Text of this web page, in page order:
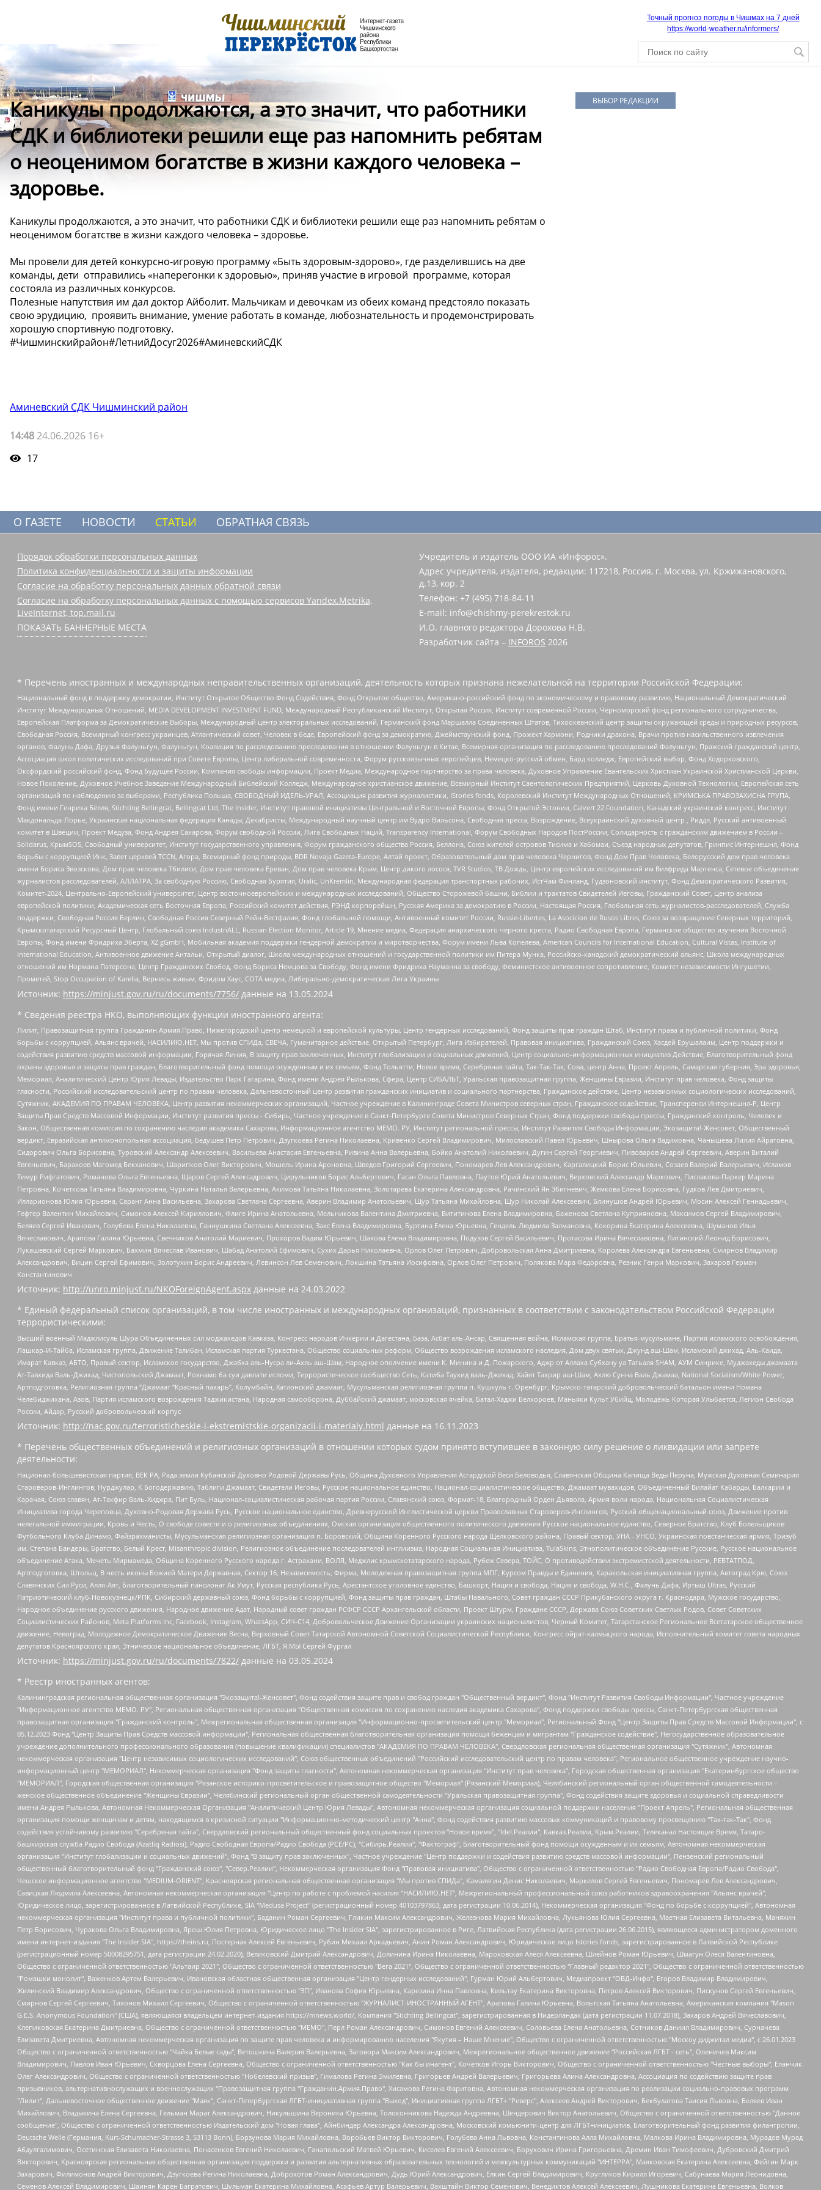
Точный прогноз погоды в Чишмах на 7 дней
https://world-weather.ru/informers/
Каникулы продолжаются, а это значит, что работники
СДК и библиотеки решили еще раз напомнить ребятам
о неоценимом богатстве в жизни каждого человека –
здоровье.
Каникулы продолжаются, а это значит, что работники СДК и библиотеки решили еще раз напомнить ребятам о
неоценимом богатстве в жизни каждого человека – здоровье.
Мы провели для детей конкурсно-игровую программу «Быть здоровым-здорово», где разделившись на две
команды, дети отправились «наперегонки к здоровью», приняв участие в игровой программе, которая
состояла из различных конкурсов.
Полезные напутствия им дал доктор Айболит. Мальчикам и девочкам из обеих команд предстояло показать
свою эрудицию, проявить внимание, умение работать в команде, любознательность и продемонстрировать
хорошую спортивную подготовку.
#Чишминскийрайон#ЛетнийДосуг2026#АминевскийСДК
Аминевский СДК Чишминский район
14:48 24.06.2026 16+
17
ВЫБОР РЕДАКЦИИ
О ГАЗЕТЕ НОВОСТИ СТАТЬИ ОБРАТНАЯ СВЯЗЬ
Порядок обработки персональных данных
Политика конфиденциальности и защиты информации
Согласие на обработку персональных данных обратной связи
Согласие на обработку персональных данных с помощью сервисов Yandex.Metrika,
LiveInternet, top.mail.ru
ПОКАЗАТЬ БАННЕРНЫЕ МЕСТА
Учредитель и издатель ООО ИА «Инфорос».
Адрес учредителя, издателя, редакции: 117218, Россия, г. Москва, ул. Кржижановского,
д.13, кор. 2
Телефон: +7 (495) 718-84-11
E-mail: info@chishmy-perekrestok.ru
И.О. главного редактора Дорохова Н.В.
Разработчик сайта – INFOROS 2026
* Перечень иностранных и международных неправительственных организаций, деятельность которых признана нежелательной на территории Российской Федерации:
Национальный фонд в поддержку демократии, Институт Открытое Общество Фонд Содействия, Фонд Открытое общество, Американо-российский фонд по экономическому и правовому развитию, Национальный Демократический
Институт Международных Отношений, MEDIA DEVELOPMENT INVESTMENT FUND, Международный Республиканский Институт, Открытая Россия, Институт современной России, Черноморский фонд регионального сотрудничества,
Европейская Платформа за Демократические Выборы, Международный центр электоральных исследований, Германский фонд Маршалла Соединенных Штатов, Тихоокеанский центр защиты окружающей среды и природных ресурсов,
Свободная Россия, Всемирный конгресс украинцев, Атлантический совет, Человек в беде, Европейский фонд за демократию, Джеймстаунский фонд, Прожект Хармони, Родники дракона, Врачи против насильственного извлечения
органов, Фалунь Дафа, Друзья Фалуньгун, Фалуньгун, Коалиция по расследованию преследования в отношении Фалуньгун в Китае, Всемирная организация по расследованию преследований Фалуньгун, Пражский гражданский центр,
Ассоциация школ политических исследований при Совете Европы, Центр либеральной современности, Форум русскоязычных европейцев, Немецко-русский обмен, Бард колледж, Европейский выбор, Фонд Ходорковского,
Оксфордский российский фонд, Фонд Будущее России, Компания свободы информации, Проект Медиа, Международное партнерство за права человека, Духовное Управление Евангельских Христиан Украинской Христианской Церкви,
Новое Поколение, Духовное Учебное Заведение Международный Библейский Колледж, Международное христианское движение, Всемирный Институт Саентологических Предприятий, Церковь Духовной Технологии, Европейская сеть
организаций по наблюдению за выборами, Республика Польша, СВОБОДНЫЙ ИДЕЛЬ-УРАЛ, Ассоциация развития журналистики, IStories fonds, Королевский Институт Международных Отношений, КРИМСЬКА ПРАВОЗАХИСНА ГРУПА,
Фонд имени Генриха Бёлля, Stichting Bellingcat, Bellingcat Ltd, The Insider, Институт правовой инициативы Центральной и Восточной Европы, Фонд Открытой Эстонии, Calvert 22 Foundation, Канадский украинский конгресс, Институт
Макдональда-Лорье, Украинская национальная федерация Канады, Декабристы, Международный научный центр им Вудро Вильсона, Свободная пресса, Возрождение, Всеукраинский духовный центр , Риддл, Русский антивоенный
комитет в Швеции, Проект Медуза, Фонд Андрея Сахарова, Форум свободной России, Лига Свободных Наций, Transparеncy International, Форум Свободных Народов ПостРоссии, Солидарность с гражданским движением в России –
Solidarus, КрымSOS, Свободный университет, Институт государственного управления, Форум гражданского общества Россия, Беллона, Союз жителей островов Тисима и Хабомаи, Съезд народных депутатов, Гринпис Интернешнл, Фонд
борьбы с коррупцией Инк, Завет церквей TCCN, Агора, Всемирный фонд природы, BDR Novaja Gazeta-Europe, Алтай проект, Образовательный дом прав человека Чернигов, Фонд Дом Прав Человека, Белорусский дом прав человека
имени Бориса Звозскова, Дом прав человека Тбилиси, Дом прав человека Ереван, Дом прав человека Крым, Центр дикого лосося, TVR Studios, ТВ Дождь, Центр европейских исследований им Вилфрида Мартенса, Сетевое объединение
журналистов расследователей, АЛЛАТРА, За свободную Россию, Свободная Бурятия, Uralic, UnKremlin, Международная федерация транспортных рабочих, ИстЧам Финланд, Гудзоновский институт, Фонд Демократического Развития,
Комитет-2024, Центрально-Европейский университет, Центр восточноевропейских и международных исследований, Общество Сторожевой башни, Библии и трактатов Свидетелей Иеговы, Гражданский Совет, Центр анализа
европейской политики, Академическая сеть Восточная Европа, Российский комитет действия, РЭНД корпорейшн, Русская Америка за демократию в России, Настоящая Россия, Глобальная сеть журналистов-расследователей, Служба
поддержки, Свободная Россия Берлин, Свободная Россия Северный Рейн-Вестфалия, Фонд глобальной помощи, Антивоенный комитет России, Russie-Libertes, La Asocicion de Rusos Libres, Союз за возвращение Северных территорий,
Крымскотатарский Ресурсный Центр, Глобальный союз IndustriALL, Russian Election Monitor, Article 19, Мнение медиа, Федерация анархического черного креста, Радио Свободная Европа, Германское общество изучения Восточной
Европы, Фонд имени Фридриха Эберта, XZ gGmbH, Мобильная академия поддержки гендерной демократии и миротворчества, Форум имени Льва Копелева, American Councils for International Education, Cultural Vistas, Institute of
International Education, Антивоенное движение Антальи, Открытый диалог, Школа международных отношений и государственной политики им Питера Мунка, Российско-канадский демократический альянс, Школа международных
отношений им Нормана Патерсона, Центр Гражданских Свобод, Фонд Бориса Немцова за Свободу, Фонд имени Фридриха Науманна за свободу, Феминистское антивоенное сопротивление, Комитет независимости Ингушетии,
Прометей, Stop Occupation of Karelia, Вернись живым, Фридом Хаус, СОТА медиа, Либерально-демократическая Лига Украины
Источник: https://minjust.gov.ru/ru/documents/7756/ данные на 13.05.2024
* Сведения реестра НКО, выполняющих функции иностранного агента:
Лилит, Правозащитная группа Гражданин.Армия.Право, Нижегородский центр немецкой и европейской культуры, Центр гендерных исследований, Фонд защиты прав граждан Штаб, Институт права и публичной политики, Фонд
борьбы с коррупцией, Альянс врачей, НАСИЛИЮ.НЕТ, Мы против СПИДа, СВЕЧА, Гуманитарное действие, Открытый Петербург, Лига Избирателей, Правовая инициатива, Гражданский Союз, Хасдей Ерушалаим, Центр поддержки и
содействия развитию средств массовой информации, Горячая Линия, В защиту прав заключенных, Институт глобализации и социальных движений, Центр социально-информационных инициатив Действие, Благотворительный фонд
охраны здоровья и защиты прав граждан, Благотворительный фонд помощи осужденным и их семьям, Фонд Тольятти, Новое время, Серебряная тайга, Так-Так-Так, Сова, центр Анна, Проект Апрель, Самарская губерния, Эра здоровья,
Мемориал, Аналитический Центр Юрия Левады, Издательство Парк Гагарина, Фонд имени Андрея Рылькова, Сфера, Центр СИБАЛЬТ, Уральская правозащитная группа, Женщины Евразии, Институт прав человека, Фонд защиты
гласности, Российский исследовательский центр по правам человека, Дальневосточный центр развития гражданских инициатив и социального партнерства, Гражданское действие, Центр независимых социологических исследований,
Сутяжник, АКАДЕМИЯ ПО ПРАВАМ ЧЕЛОВЕКА, Центр развития некоммерческих организаций, Частное учреждение в Калининграде Совета Министров северных стран, Гражданское содействие, Трансперенси Интернешнл-Р, Центр
Защиты Прав Средств Массовой Информации, Институт развития прессы - Сибирь, Частное учреждение в Санкт-Петербурге Совета Министров Северных Стран, Фонд поддержки свободы прессы, Гражданский контроль, Человек и
Закон, Общественная комиссия по сохранению наследия академика Сахарова, Информационное агентство МЕМО. РУ, Институт региональной прессы, Институт Развития Свободы Информации, Экозащита!-Женсовет, Общественный
вердикт, Евразийская антимонопольная ассоциация, Бедушев Петр Петрович, Дзугкоева Регина Николаевна, Кривенко Сергей Владимирович, Милославский Павел Юрьевич, Шнырова Ольга Вадимовна, Чанышева Лилия Айратовна,
Сидорович Ольга Борисовна, Туровский Александр Алексеевич, Васильева Анастасия Евгеньевна, Ривина Анна Валерьевна, Бойко Анатолий Николаевич, Дугин Сергей Георгиевич, Пивоваров Андрей Сергеевич, Аверин Виталий
Евгеньевич, Барахоев Магомед Бекханович, Шарипков Олег Викторович, Мошель Ирина Ароновна, Шведов Григорий Сергеевич, Пономарев Лев Александрович, Каргалицкий Борис Юльевич, Созаев Валерий Валерьевич, Исламов
Тимур Рифгатович, Романова Ольга Евгеньевна, Щаров Сергей Алексадрович, Цирульников Борис Альбертович, Гасан Ольга Павловна, Паутов Юрий Анатольевич, Верховский Александр Маркович, Пислакова-Паркер Марина
Петровна, Кочеткова Татьяна Владимировна, Чуркина Наталья Валерьевна, Акимова Татьяна Николаевна, Золотарева Екатерина Александровна, Рачинский Ян Збигневич, Жемкова Елена Борисовна, Гудков Лев Дмитриевич,
Илларионова Юлия Юрьевна, Саранг Анна Васильевна, Захарова Светлана Сергеевна, Аверин Владимир Анатольевич, Щур Татьяна Михайловна, Щур Николай Алексеевич, Блинушов Андрей Юрьевич, Мосин Алексей Геннадьевич,
Гефтер Валентин Михайлович, Симонов Алексей Кириллович, Флиге Ирина Анатольевна, Мельникова Валентина Дмитриевна, Вититинова Елена Владимировна, Баженова Светлана Куприяновна, Максимов Сергей Владимирович,
Беляев Сергей Иванович, Голубева Елена Николаевна, Ганнушкина Светлана Алексеевна, Закс Елена Владимировна, Буртина Елена Юрьевна, Гендель Людмила Залмановна, Кокорина Екатерина Алексеевна, Шуманов Илья
Вячеславович, Арапова Галина Юрьевна, Свечников Анатолий Мариевич, Прохоров Вадим Юрьевич, Шахова Елена Владимировна, Подузов Сергей Васильевич, Протасова Ирина Вячеславовна, Литинский Леонид Борисович,
Лукашевский Сергей Маркович, Бахмин Вячеслав Иванович, Шабад Анатолий Ефимович, Сухих Дарья Николаевна, Орлов Олег Петрович, Добровольская Анна Дмитриевна, Королева Александра Евгеньевна, Смирнов Владимир
Александрович, Вицин Сергей Ефимович, Золотухин Борис Андреевич, Левинсон Лев Семенович, Локшина Татьяна Иосифовна, Орлов Олег Петрович, Полякова Мара Федоровна, Резник Генри Маркович, Захаров Герман
Константинович
Источник: http://unro.minjust.ru/NKOForeignAgent.aspx данные на 24.03.2022
* Единый федеральный список организаций, в том числе иностранных и международных организаций, признанных в соответствии с законодательством Российской Федерации
террористическими:
Высший военный Маджлисуль Шура Объединенных сил моджахедов Кавказа, Конгресс народов Ичкерии и Дагестана, База, Асбат аль-Ансар, Священная война, Исламская группа, Братья-мусульмане, Партия исламского освобождения,
Лашкар-И-Тайба, Исламская группа, Движение Талибан, Исламская партия Туркестана, Общество социальных реформ, Общество возрождения исламского наследия, Дом двух святых, Джунд аш-Шам, Исламский джихад, Аль-Каида,
Имарат Кавказ, АБТО, Правый сектор, Исламское государство, Джабха аль-Нусра ли-Ахль аш-Шам, Народное ополчение имени К. Минина и Д. Пожарского, Аджр от Аллаха Субхану уа Тагьаля SHAM, АУМ Синрике, Муджахеды джамаата
Ат-Тавхида Валь-Джихад, Чистопольский Джамаат, Рохнамо ба суи давлати исломи, Террористическое сообщество Сеть, Катиба Таухид валь-Джихад, Хайят Тахрир аш-Шам, Ахлю Сунна Валь Джамаа, National Socialism/White Power,
Артподготовка, Религиозная группа “Джамаат “Красный пахарь”, Колумбайн, Хатлонский джамаат, Мусульманская религиозная группа п. Кушкуль г. Оренбург, Крымско-татарский добровольческий батальон имени Номана
Челебиджихана, Азов, Партия исламского возрождения Таджикистана, Народная самооборона, Дуббайский джамаат, московская ячейка, Батал-Хаджи Белхороев, Маньяки Культ Убийц, Молодёжь Которая Улыбается, Легион Свобода
России, Айдар, Русский добровольческий корпус
Источник: http://nac.gov.ru/terroristicheskie-i-ekstremistskie-organizacii-i-materialy.html данные на 16.11.2023
* Перечень общественных объединений и религиозных организаций в отношении которых судом принято вступившее в законную силу решение о ликвидации или запрете
деятельности:
Национал-большевистская партия, ВЕК РА, Рада земли Кубанской Духовно Родовой Державы Русь, Община Духовного Управления Асгардской Веси Беловодья, Славянская Община Капища Веды Перуна, Мужская Духовная Семинария
Староверов-Инглингов, Нурджулар, К Богодержавию, Таблиги Джамаат, Свидетели Иеговы, Русское национальное единство, Национал-социалистическое общество, Джамаат мувахидов, Объединенный Вилайат Кабарды, Балкарии и
Карачая, Союз славян, Ат-Такфир Валь-Хиджра, Пит Буль, Национал-социалистическая рабочая партия России, Славянский союз, Формат-18, Благородный Орден Дьявола, Армия воли народа, Национальная Социалистическая
Инициатива города Череповца, Духовно-Родовая Держава Русь, Русское национальное единство, Древнерусской Инглистической церкви Православных Староверов-Инглингов, Русский общенациональный союз, Движение против
нелегальной иммиграции, Кровь и Честь, О свободе совести и о религиозных объединениях, Омская организация общественного политического движения Русское национальное единство, Северное Братство, Клуб Болельщиков
Футбольного Клуба Динамо, Файзрахманисты, Мусульманская религиозная организация п. Боровский, Община Коренного Русского народа Щелковского района, Правый сектор, УНА - УНСО, Украинская повстанческая армия, Тризуб
им. Степана Бандеры, Братство, Белый Крест, Misanthropic division, Религиозное объединение последователей инглиизма, Народная Социальная Инициатива, TulaSkins, Этнополитическое объединение Русские, Русское национальное
объединение Атака, Мечеть Мирмамеда, Община Коренного Русского народа г. Астрахани, ВОЛЯ, Меджлис крымскотатарского народа, Рубеж Севера, ТОЙС, О противодействии экстремистской деятельности, РЕВТАТПОД,
Артподготовка, Штольц, В честь иконы Божией Матери Державная, Сектор 16, Независимость, Фирма, Молодежная правозащитная группа МПГ, Курсом Правды и Единения, Каракольская инициативная группа, Автоград Крю, Союз
Славянских Сил Руси, Алля-Аят, Благотворительный пансионат Ак Умут, Русская республика Русь, Арестантское уголовное единство, Башкорт, Нация и свобода, Нация и свобода, W.H.С., Фалунь Дафа, Иртыш Ultras, Русский
Патриотический клуб-Новокузнецк/РПК, Сибирский державный союз, Фонд борьбы с коррупцией, Фонд защиты прав граждан, Штабы Навального, Совет граждан СССР Прикубанского округа г. Краснодара, Мужское государство,
Народное объединение русского движения, Народное движение Адат, Народный совет граждан РСФСР СССР Архангельской области, Проект Штурм, Граждане СССР, Держава Союз Советских Светлых Родов, Совет Советских
Социалистических Районов, Meta Platforms Inc, Facebook, Instagram, WhatsApp, СИЧ-С14, Добровольческое Движение Организации украинских националистов, Черный Комитет, Татарстанское Региональное Всетатарское общественное
движение, Невоград, Молодежное Демократическое Движение Весна, Верховный Совет Татарской Автономной Советской Социалистической Республики, Конгресс ойрат-калмыцкого народа, Исполнительный комитет совета народных
депутатов Красноярского края, Этническое национальное объединение, ЛГБТ, Я.МЫ Сергей Фургал
Источник: https://minjust.gov.ru/ru/documents/7822/ данные на 03.05.2024
* Реестр иностранных агентов:
Калининградская региональная общественная организация "Экозащита!-Женсовет", Фонд содействия защите прав и свобод граждан "Общественный вердикт", Фонд "Институт Развития Свободы Информации", Частное учреждение "Информационное агентство МЕМО. РУ", Региональная общественная организация "Общественная комиссия по сохранению наследия академика Сахарова", Фонд поддержки свободы прессы, Санкт-Петербургская общественная правозащитная организация "Гражданский контроль", Межрегиональная общественная организация "Информационно-просветительский центр "Мемориал", Региональный Фонд "Центр Защиты Прав Средств Массовой Информации", с 05.12.2023 Фонд "Центр Защиты Прав Средств массовой информации", Региональная общественная благотворительная организация помощи беженцам и мигрантам "Гражданское содействие", Негосударственное образовательное учреждение дополнительного профессионального образования (повышение квалификации) специалистов "АКАДЕМИЯ ПО ПРАВАМ ЧЕЛОВЕКА", Свердловская региональная общественная организация "Сутяжник", Автономная некоммерческая организация "Центр независимых социологических исследований", Союз общественных объединений "Российский исследовательский центр по правам человека", Региональное общественное учреждение научно-информационный центр "МЕМОРИАЛ", Некоммерческая организация "Фонд защиты гласности", Автономная некоммерческая организация "Институт прав человека", Городская общественная организация "Екатеринбургское общество "МЕМОРИАЛ", Городская общественная организация "Рязанское историко-просветительское и правозащитное общество "Мемориал" (Рязанский Мемориал), Челябинский региональный орган общественной самодеятельности – женское общественное объединение "Женщины Евразии", Челябинский региональный орган общественной самодеятельности "Уральская правозащитная группа", Фонд содействия защите здоровья и социальной справедливости имени Андрея Рылькова, Автономная Некоммерческая Организация "Аналитический Центр Юрия Левады", Автономная некоммерческая организация социальной поддержки населения "Проект Апрель", Региональная общественная организация помощи женщинам и детям, находящимся в кризисной ситуации "Информационно-методический центр "Анна", Фонд содействия развитию массовых коммуникаций и правовому просвещению "Так-так-Так", Фонд содействия устойчивому развитию "Серебряная тайга", Свердловский региональный общественный фонд социальных проектов "Новое время", "Idel.Реалии", Кавказ.Реалии, Крым.Реалии, Телеканал Настоящее Время, Татаро-башкирская служба Радио Свобода (Azatliq Radiosi), Радио Свободная Европа/Радио Свобода (PCE/PC), "Сибирь.Реалии", "Фактограф", Благотворительный фонд помощи осужденным и их семьям, Автономная некоммерческая организация "Институт глобализации и социальных движений", Фонд "В защиту прав заключенных", Частное учреждение "Центр поддержки и содействия развитию средств массовой информации", Пензенский региональный общественный благотворительный фонд "Гражданский союз", "Север.Реалии", Некоммерческая организация Фонд "Правовая инициатива", Общество с ограниченной ответственностью "Радио Свободная Европа/Радио Свобода", Чешское информационное агентство "MEDIUM-ORIENT", Красноярская региональная общественная организация "Мы против СПИДа", Камалягин Денис Николаевич, Маркелов Сергей Евгеньевич, Пономарев Лев Александрович, Савицкая Людмила Алексеевна, Автономная некоммерческая организация "Центр по работе с проблемой насилия "НАСИЛИЮ.НЕТ", Межрегиональный профессиональный союз работников здравоохранения "Альянс врачей", Юридическое лицо, зарегистрированное в Латвийской Республике, SIA "Medusa Project" (регистрационный номер 40103797863, дата регистрации 10.06.2014), Некоммерческая организация "Фонд по борьбе с коррупцией", Автономная некоммерческая организация "Институт права и публичной политики", Баданин Роман Сергеевич, Гликин Максим Александрович, Железнова Мария Михайловна, Лукьянова Юлия Сергеевна, Маетная Елизавета Витальевна, Маняхин Петр Борисович, Чуракова Ольга Владимировна, Ярош Юлия Петровна, Юридическое лицо "The Insider SIA", зарегистрированное в Риге, Латвийская Республика (дата регистрации 26.06.2015), являющееся администратором доменного имени интернет-издания "The Insider SIA", https://theins.ru, Постернак Алексей Евгеньевич, Рубин Михаил Аркадьевич, Анин Роман Александрович, Юридическое лицо Istories fonds, зарегистрированное в Латвийской Республике (регистрационный номер 50008295751, дата регистрации 24.02.2020), Великовский Дмитрий Александрович, Долинина Ирина Николаевна, Мароховская Алеся Алексеевна, Шлейнов Роман Юрьевич, Шмагун Олеся Валентиновна, Общество с ограниченной ответственностью "Альтаир 2021", Общество с ограниченной ответственностью "Вега 2021", Общество с ограниченной ответственностью "Главный редактор 2021", Общество с ограниченной ответственностью "Ромашки монолит", Важенков Артем Валерьевич, Ивановская областная общественная организация "Центр гендерных исследований", Гурман Юрий Альбертович, Медиапроект "ОВД-Инфо", Егоров Владимир Владимирович, Жилинский Владимир Александрович, Общество с ограниченной ответственностью "ЗП", Иванова София Юрьевна, Карезина Инна Павловна, Кильтау Екатерина Викторовна, Петров Алексей Викторович, Пискунов Сергей Евгеньевич, Смирнов Сергей Сергеевич, Тихонов Михаил Сергеевич, Общество с ограниченной ответственностью "ЖУРНАЛИСТ-ИНОСТРАННЫЙ АГЕНТ", Арапова Галина Юрьевна, Вольтская Татьяна Анатольевна, Американская компания "Mason G.E.S. Anonymous Foundation" (США), являющаяся владельцем интернет-издания https://mnews.world/, Компания "Stichting Bellingcat", зарегистрированная в Нидерландах (дата регистрации 11.07.2018), Захаров Андрей Вячеславович, Клепиковская Екатерина Дмитриевна, Общество с ограниченной ответственностью "МЕМО", Перл Роман Александрович, Симонов Евгений Алексеевич, Соловьева Елена Анатольевна, Сотников Даниил Владимирович, Сурначева Елизавета Дмитриевна, Автономная некоммерческая организация по защите прав человека и информированию населения "Якутия – Наше Мнение", Общество с ограниченной ответственностью "Москоу диджитал медиа", с 26.01.2023 Общество с ограниченной ответственностью "Чайка Белые сады", Ветошкина Валерия Валерьевна, Заговора Максим Александрович, Межрегиональное общественное движение "Российская ЛГБТ - сеть", Оленичев Максим Владимирович, Павлов Иван Юрьевич, Скворцова Елена Сергеевна, Общество с ограниченной ответственностью "Как бы инагент", Кочетков Игорь Викторович, Общество с ограниченной ответственностью "Честные выборы", Еланчик Олег Александрович, Общество с ограниченной ответственностью "Нобелевский призыв", Гималова Регина Эмилевна, Григорьев Андрей Валерьевич, Григорьева Алина Александровна, Ассоциация по содействию защите прав призывников, альтернативнослужащих и военнослужащих "Правозащитная группа "Гражданин.Армия.Право", Хисамова Регина Фаритовна, Автономная некоммерческая организация по реализации социально-правовых программ "Лилит", Дальневосточное общественное движение "Маяк", Санкт-Петербургская ЛГБТ-инициативная группа "Выход", Инициативная группа ЛГБТ+ "Реверс", Алексеев Андрей Викторович, Бекбулатова Таисия Львовна, Беляев Иван Михайлович, Владыкина Елена Сергеевна, Гельман Марат Александрович, Никульшина Вероника Юрьевна, Толоконникова Надежда Андреевна, Шендерович Виктор Анатольевич, Общество с ограниченной ответственностью "Данное сообщение", Общество с ограниченной ответственностью Издательский дом "Новая глава", Айнбиндер Александра Александровна, Московский комьюнити-центр для ЛГБТ+инициатив, Благотворительный фонд развития филантропии, Deutsche Welle (Германия, Kurt-Schumacher-Strasse 3, 53113 Bonn), Борзунова Мария Михайловна, Воробьев Виктор Викторович, Голубева Анна Львовна, Константинова Алла Михайловна, Малкова Ирина Владимировна, Мурадов Мурад Абдулгалимович, Осетинская Елизавета Николаевна, Понасенков Евгений Николаевич, Ганапольский Матвей Юрьевич, Киселев Евгений Алексеевич, Борухович Ирина Григорьевна, Дремин Иван Тимофеевич, Дубровский Дмитрий Викторович, Красноярская региональная общественная организация поддержки и развития альтернативных образовательных технологий и межкультурных коммуникаций "ИНТЕРРА", Маяковская Екатерина Алексеевна, Фейгин Марк Захарович, Филимонов Андрей Викторович, Дзугкоева Регина Николаевна, Доброхотов Роман Александрович, Дудь Юрий Александрович, Елкин Сергей Владимирович, Кругликов Кирилл Игоревич, Сабунаева Мария Леонидовна, Семенов Алексей Владимирович, Шаинян Карен Багратович, Шульман Екатерина Михайловна, Асафьев Артур Валерьевич, Вахштайн Виктор Семенович, Венедиктов Алексей Алексеевич, Лушникова Екатерина Евгеньевна, Волков Леонид Михайлович, Невзоров Александр Глебович, Пархоменко Сергей Борисович, Сироткин Ярослав Николаевич, Кара-Мурза Владимир Владимирович, Баранова Наталья Владимировна, Гозман Леонид Яковлевич, Кагарлицкий Борис Юльевич, Климарев Михаил Валерьевич, Милов Владимир Станиславович, Автономная некоммерческая организация Краснодарский центр современного искусства "Типография", Моргенштерн Алишер Тагирович, Соболь Любовь Эдуардовна, Общество с ограниченной ответственностью "ЛИЗА НОРМ", Каспаров Гарри Кимович, Ходорковский Михаил Борисович, Общество с ограниченной ответственностью "Апрельские тезисы", Данилович Ирина Брониславовна, Кашин Олег Владимирович, Петров Николай Владимирович, Пивоваров Алексей Владимирович, Соколов Михаил Владимирович, Цветкова Юлия Владимировна, Чичваркин Евгений Александрович, Комитет против пыток/Команда против пыток, Общество с ограниченной ответственностью "Первый научный", Общество с ограниченной ответственностью "Вертолет и ко", Белоцерковская Вероника Борисовна, Кац Максим Евгеньевич, Лазарева Татьяна Юрьевна, Шаведдинов Руслан Табризович, Яшин Илья Валерьевич, Общество с ограниченной ответственностью "Иноагент ААВ", Алешковский Дмитрий Петрович, Альбац Евгения Марковна, Быков Дмитрий Львович, Галямина Юлия Евгеньевна, Лойко Сергей Леонидович, Мартынов Кирилл Константинович, Медведев Сергей Александрович, Крашенинников Федор Геннадиевич, Гордеева Катерина Вл